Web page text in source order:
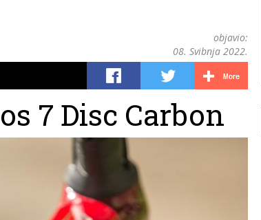
objavio:
08. Svibnja 2022.
7 Disc Carbon